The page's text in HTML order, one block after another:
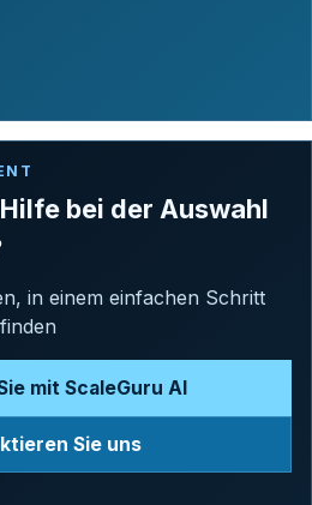
bei der Auswahl
in einem einfachen Schritt
mit ScaleGuru AI
Sie uns